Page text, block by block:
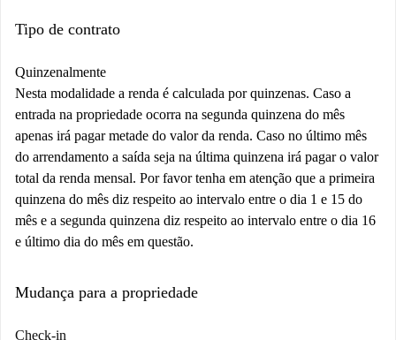
Tipo de contrato
Quinzenalmente
Nesta modalidade a renda é calculada por quinzenas. Caso a
entrada na propriedade ocorra na segunda quinzena do mês
apenas irá pagar metade do valor da renda. Caso no último mês
do arrendamento a saída seja na última quinzena irá pagar o valor
total da renda mensal. Por favor tenha em atenção que a primeira
quinzena do mês diz respeito ao intervalo entre o dia 1 e 15 do
mês e a segunda quinzena diz respeito ao intervalo entre o dia 16
e último dia do mês em questão.
Mudança para a propriedade
Check-in